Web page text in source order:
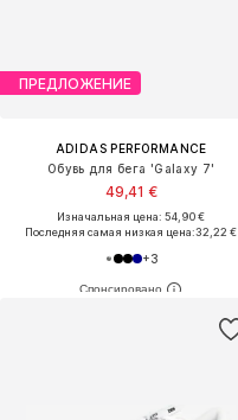
ПРЕДЛОЖЕНИЕ
ADIDAS PERFORMANCE
Обувь для бега 'Galaxy 7'
49,41 €
Изначальная цена: 54,90 €
Последняя самая низкая цена:32,22 €
+3